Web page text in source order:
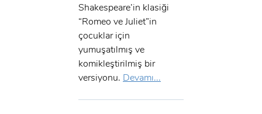
Shakespeare’in klasiği
“Romeo ve Juliet”in
çocuklar için
yumuşatılmış ve
komikleştirilmiş bir
versiyonu. Devamı...